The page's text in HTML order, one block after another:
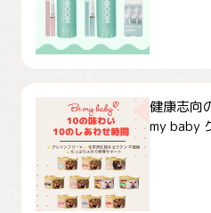
健康志向
my baby